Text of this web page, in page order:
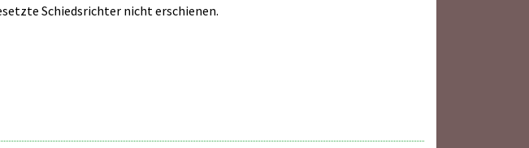
Schiedsrichter nicht erschienen.